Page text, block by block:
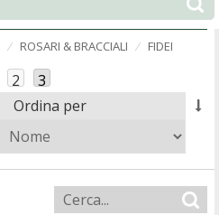
⁄ ROSARI & BRACCIALI ⁄ FIDEI
2
3
Ordina per